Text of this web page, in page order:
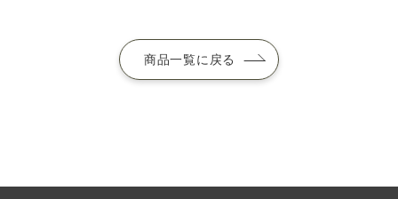
商品一覧に戻る